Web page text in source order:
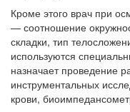
Кроме этого врач при
— соотношение
складки, тип
используются
назначает проведение
инструментальных
крови,